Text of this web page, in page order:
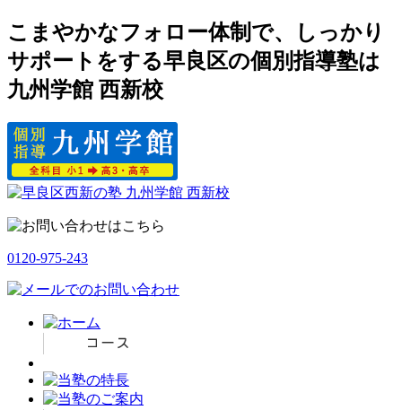
こまやかなフォロー体制で、しっかり
サポートをする早良区の個別指導塾は
九州学館 西新校
0120-975-243